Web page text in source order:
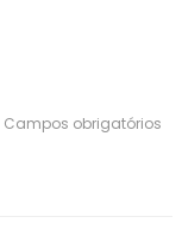
Campos obrigatórios